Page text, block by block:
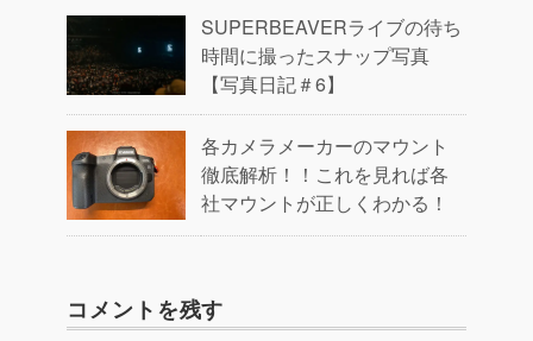
SUPERBEAVERライブの待ち
時間に撮ったスナップ写真
【写真日記＃6】
各カメラメーカーのマウント
徹底解析！！これを見れば各
社マウントが正しくわかる！
コメントを残す